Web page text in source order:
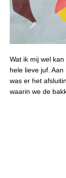
Wat ik mij wel
hele lieve juf.
was er het
waarin we de